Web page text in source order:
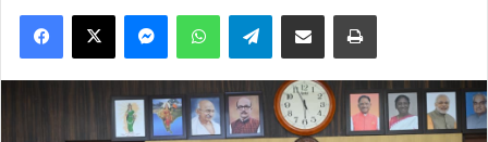
Facebook
X MessengerWhatsAppTelegramShare via Email Print